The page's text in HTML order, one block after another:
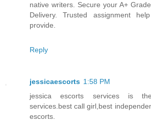
native writers. Secure your A+
Delivery. Trusted assignment
provide.
Reply
jessicaescorts 1:58 PM
jessica escorts services is
services.best call girl,best
escorts.